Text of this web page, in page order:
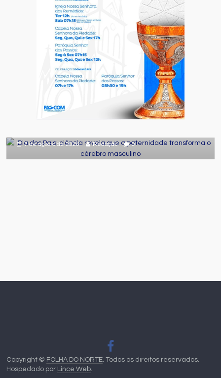
Dia dos Pais: ciência revela que a
paternidade transforma o cérebro
7 de agosto de 2026 Redação 0
Copyright © FOLHA DO NORTE. Todos os direitos reservados.
Hospedado por Lince Web.